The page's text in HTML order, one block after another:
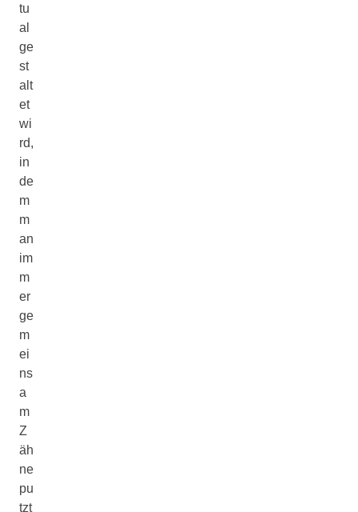
tu
al
ge
st
alt
et
wi
rd,
in
de
m
m
an
im
m
er
ge
m
ei
ns
a
m
Z
äh
ne
pu
tzt